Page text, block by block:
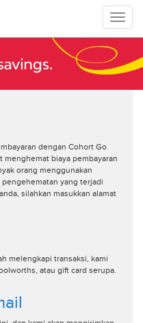
Toggle
dengan Cohort Go
menghemat biaya pembayaran
orang menggunakan
yang terjadi
silahkan masukkan alamat
melengkapi transaksi, kami
atau gift card serupa.